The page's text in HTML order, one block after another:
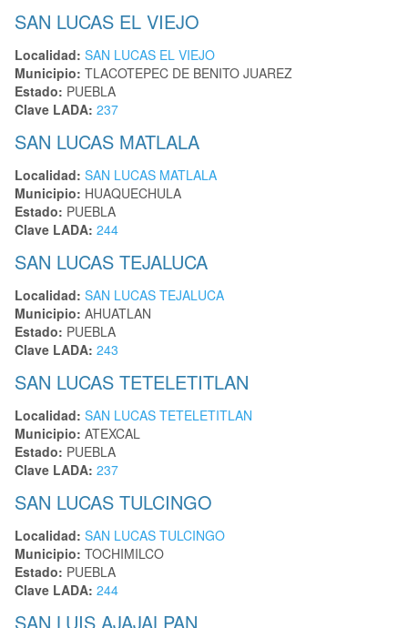
SAN LUCAS EL VIEJO
Localidad: SAN LUCAS EL VIEJO
Municipio: TLACOTEPEC DE BENITO JUAREZ
Estado: PUEBLA
Clave LADA: 237
SAN LUCAS MATLALA
Localidad: SAN LUCAS MATLALA
Municipio: HUAQUECHULA
Estado: PUEBLA
Clave LADA: 244
SAN LUCAS TEJALUCA
Localidad: SAN LUCAS TEJALUCA
Municipio: AHUATLAN
Estado: PUEBLA
Clave LADA: 243
SAN LUCAS TETELETITLAN
Localidad: SAN LUCAS TETELETITLAN
Municipio: ATEXCAL
Estado: PUEBLA
Clave LADA: 237
SAN LUCAS TULCINGO
Localidad: SAN LUCAS TULCINGO
Municipio: TOCHIMILCO
Estado: PUEBLA
Clave LADA: 244
SAN LUIS AJAJALPAN